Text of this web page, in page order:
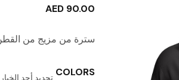
AED 90.00
سترة من مزيج من القطن
COLORS